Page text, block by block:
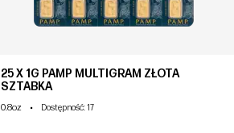
25 X 1G PAMP MULTIGRAM ZŁOTA
SZTABKA
0.8oz • Dostępność: 17